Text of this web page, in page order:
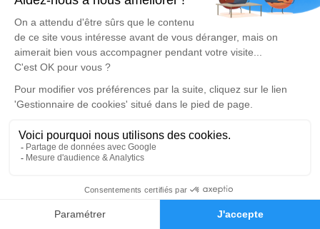
Faire-part Hommages
d'expression dédié à honorer la mémoire de Cécile
BOUYER.
Un service de plantation d’arbre hommage est
disponible ici
Crémation
Crématorium du Sud Loire de Château-
Thébaud